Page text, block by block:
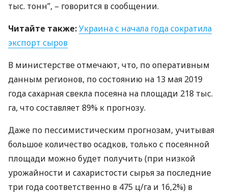
тыс. тонн”, – говорится в сообщении.
Читайте также:Украина с начала года сократила
экспорт сыров
В министерстве отмечают, что, по оперативным
данным регионов, по состоянию на 13 мая 2019
года сахарная свекла посеяна на площади 218 тыс.
га, что составляет 89% к прогнозу.
Даже по пессимистическим прогнозам, учитывая
большое количество осадков, только с посеянной
площади можно будет получить (при низкой
урожайности и сахаристости сырья за последние
три года соответственно в 475 ц/га и 16,2%) в